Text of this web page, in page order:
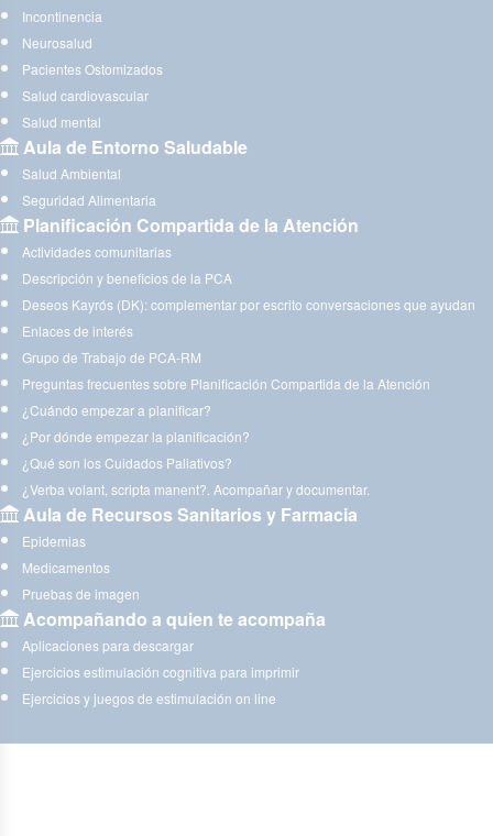
Incontinencia
Neurosalud
Pacientes Ostomizados
Salud cardiovascular
Salud mental
Aula de Entorno Saludable
Salud Ambiental
Seguridad Alimentaria
Planificación Compartida de la Atención
Actividades comunitarias
Descripción y beneficios de la PCA
Deseos Kayrós (DK): complementar por escrito conversaciones que ayudan
Enlaces de interés
Grupo de Trabajo de PCA-RM
Preguntas frecuentes sobre Planificación Compartida de la Atención
¿Cuándo empezar a planificar?
¿Por dónde empezar la planificación?
¿Qué son los Cuidados Paliativos?
¿Verba volant, scripta manent?. Acompañar y documentar.
Aula de Recursos Sanitarios y Farmacia
Epidemias
Medicamentos
Pruebas de imagen
Acompañando a quien te acompaña
Aplicaciones para descargar
Ejercicios estimulación cognitiva para imprimir
Ejercicios y juegos de estimulación on line